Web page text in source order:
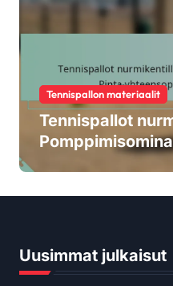
Tennispallon materiaalit
Tennispallot
Pinta-
Uusimmat julkaisut